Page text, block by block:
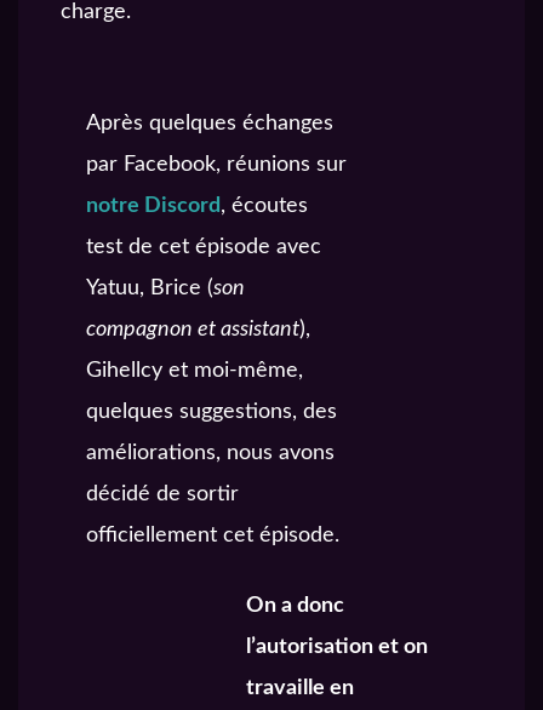
charge.
Après quelques échanges
par Facebook, réunions sur
notre Discord, écoutes
test de cet épisode avec
Yatuu, Brice (son
compagnon et assistant),
Gihellcy et moi-même,
quelques suggestions, des
améliorations, nous avons
décidé de sortir
officiellement cet épisode.
On a donc
l’autorisation et on
travaille en